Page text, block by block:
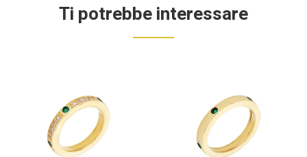
Ti potrebbe interessare